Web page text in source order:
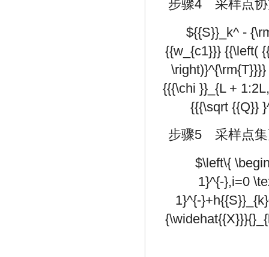
步骤4 采样点协
${{S}}_k^ -
{{w_{c1}}} {{\left(
{{{\chi }}_{L +
{{{\sqrt {{Q}}
步骤5 采样点集
$\left\{
1}^{-},i=0
1}^{-